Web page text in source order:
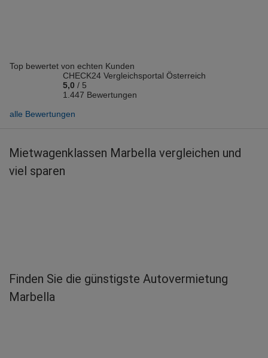
Roman M.
abgegeben am 22.03.2025
Abholort: Marbella
Abholort: Marbella
Vermieter: Enterprise
Abholort: Marbella
Vermieter: Marbella
Top bewertet von echten Kunden
CHECK24 Vergleichsportal Österreich
5,0 / 5
1.447 Bewertungen
alle Bewertungen
Mietwagenklassen Marbella vergleichen und
viel sparen
Finden Sie die günstigste Autovermietung
Marbella